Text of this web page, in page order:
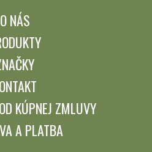
O NÁS
KÚPNEJ ZMLUVY
A PLATBA